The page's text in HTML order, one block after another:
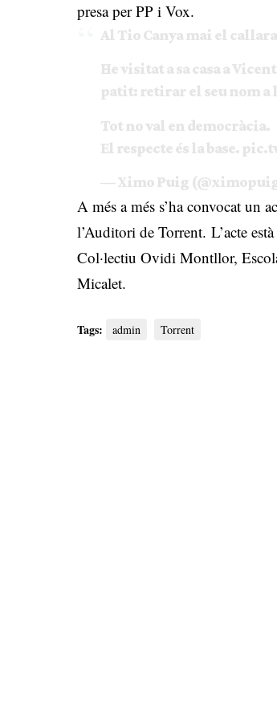
presa per PP i Vox.
Al Tio Canya mai el
He visitat a sa casa a
patit: retirar el seu nom a
Tot no val en democràcia.
El respecte és la base.
— Ximo Puig
A més a més s’ha convocat un
l’Auditori de Torrent. L’acte
Col·lectiu Ovidi Montllor,
Micalet.
Tags: admin Torrent